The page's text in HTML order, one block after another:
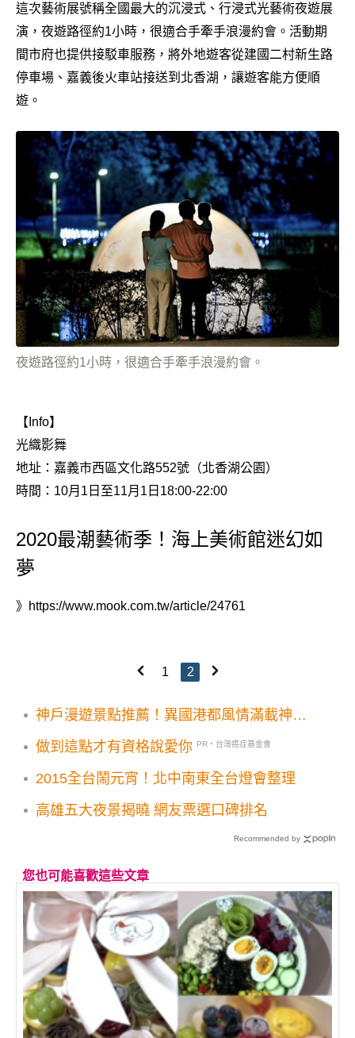
這次藝術展號稱全國最大的沉浸式、行浸式光藝術夜遊展
演，夜遊路徑約1小時，很適合手牽手浪漫約會。活動期
間市府也提供接駁車服務，將外地遊客從建國二村新生路
停車場、嘉義後火車站接送到北香湖，讓遊客能方便順
遊。
夜遊路徑約1小時，很適合手牽手浪漫約會。
【Info】
光織影舞
地址：嘉義市西區文化路552號（北香湖公園）
時間：10月1日至11月1日18:00-22:00
2020最潮藝術季！海上美術館迷幻如
夢
》 https://www.mook.com.tw/article/24761
1 2
神戶漫遊景點推薦！異國港都風情滿載神戶
物館別錯過
做到這點才有資格說愛你 PR・台灣癌症基金會
2015全台鬧元宵！北中南東全台燈會整理
高雄五大夜景揭曉 網友票選口碑排名
Recommended by
您也可能喜歡這些文章